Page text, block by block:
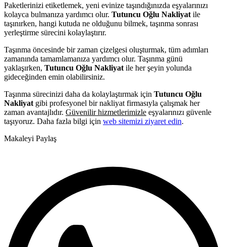
Paketlerinizi etiketlemek, yeni evinize taşındığınızda eşyalarınızı
kolayca bulmanıza yardımcı olur. Tutuncu Oğlu Nakliyat ile
taşınırken, hangi kutuda ne olduğunu bilmek, taşınma sonrası
yerleştirme sürecini kolaylaştırır.
Taşınma öncesinde bir zaman çizelgesi oluşturmak, tüm adımları
zamanında tamamlamanıza yardımcı olur. Taşınma günü
yaklaşırken, Tutuncu Oğlu Nakliyat ile her şeyin yolunda
gideceğinden emin olabilirsiniz.
Taşınma sürecinizi daha da kolaylaştırmak için Tutuncu Oğlu
Nakliyat gibi profesyonel bir nakliyat firmasıyla çalışmak her
zaman avantajlıdır. Güvenilir hizmetlerimizle eşyalarınızı güvenle
taşıyoruz. Daha fazla bilgi için web sitemizi ziyaret edin.
Makaleyi Paylaş